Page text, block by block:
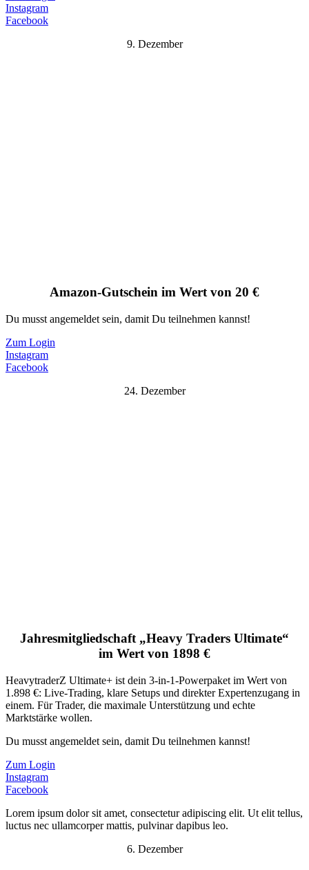
Instagram
Facebook
9. Dezember
Amazon-Gutschein im Wert von 20 €
Du musst angemeldet sein, damit Du teilnehmen kannst!
Zum Login
Instagram
Facebook
24. Dezember
Jahresmitgliedschaft „Heavy Traders Ultimate“
im Wert von 1898 €
HeavytraderZ Ultimate+ ist dein 3-in-1-Powerpaket im Wert von
1.898 €: Live-Trading, klare Setups und direkter Expertenzugang in
einem. Für Trader, die maximale Unterstützung und echte
Marktstärke wollen.
Du musst angemeldet sein, damit Du teilnehmen kannst!
Zum Login
Instagram
Facebook
Lorem ipsum dolor sit amet, consectetur adipiscing elit. Ut elit tellus,
luctus nec ullamcorper mattis, pulvinar dapibus leo.
6. Dezember